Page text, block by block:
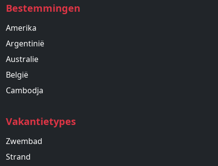
Bestemmingen
Amerika
Argentinië
Australie
België
Cambodja
Vakantietypes
Zwembad
Strand